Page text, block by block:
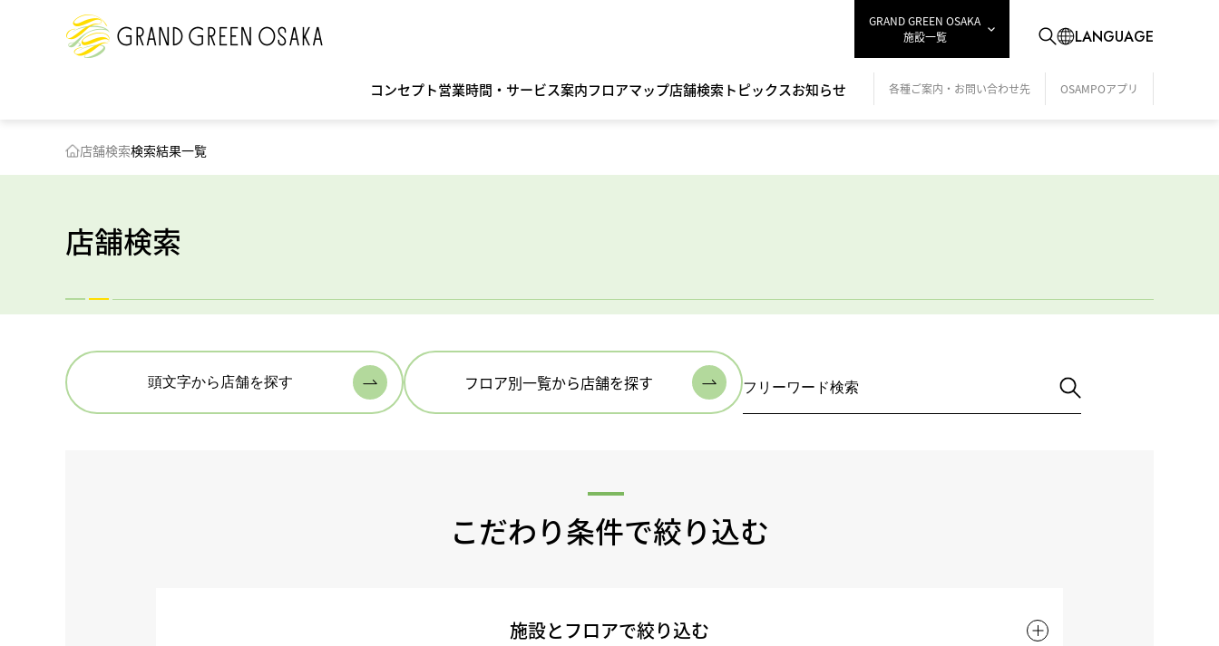
GRAND GREEN OSAKA
施設一覧
LANGUAGE
コンセプト営業時間・サービス案内フロアマップ店舗検索 トピックスお知らせ 各種ご案内・お問い合わせ先 OSAMPOアプリ
店舗検索検索結果一覧
店舗検索
頭文字から店舗を探す フロア別一覧から店舗を探す
こだわり条件で絞り込む
施設とフロアで絞り込む